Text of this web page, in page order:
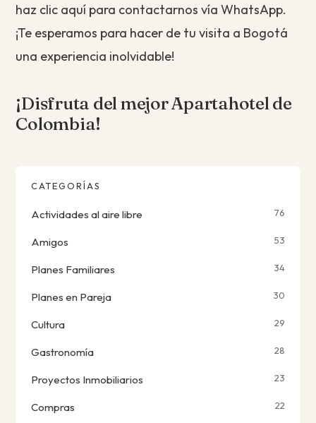
haz clic aquí para contactarnos vía WhatsApp.
¡Te esperamos para hacer de tu visita a Bogotá
una experiencia inolvidable!
¡Disfruta del mejor Apartahotel de
Colombia!
CATEGORÍAS
Actividades al aire libre 76
Amigos 53
Planes Familiares 34
Planes en Pareja 30
Cultura 29
Gastronomía 28
Proyectos Inmobiliarios 23
Compras 22